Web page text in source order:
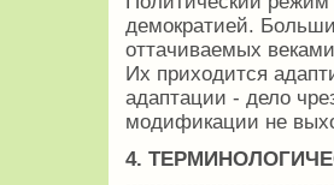
демократией.
оттачиваемых
Их приходится
адаптации - дело
модификации не
4.